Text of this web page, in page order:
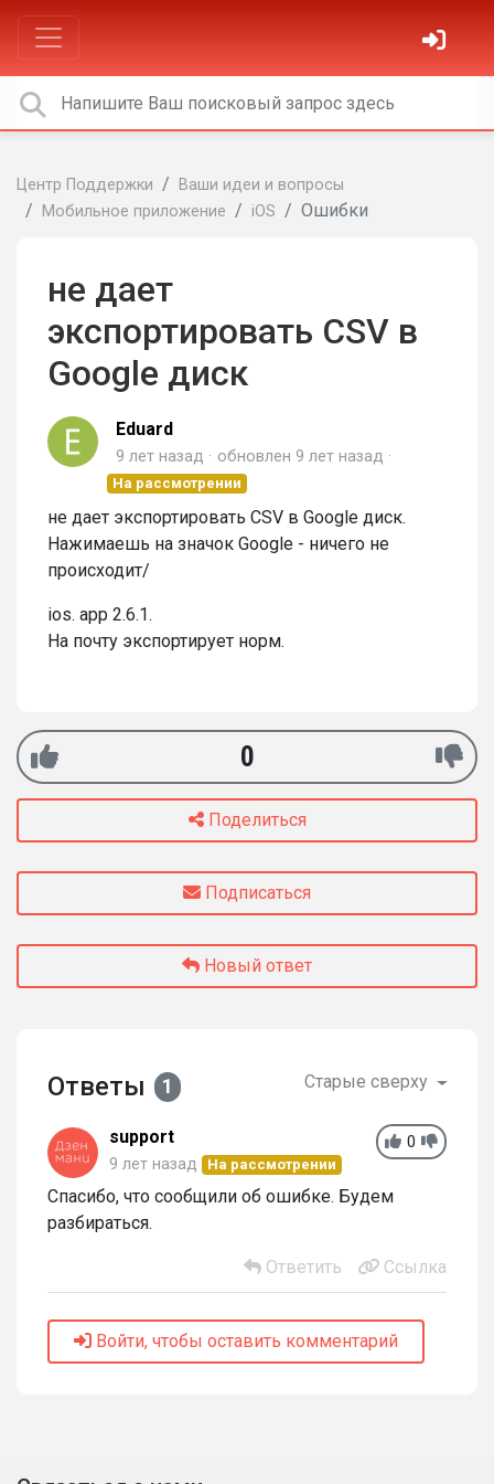
Центр Поддержки
Ваши идеи и вопросы
Мобильное приложение
iOS Ошибки
не дает
экспортировать CSV в
Google диск
Eduard
9 лет назад обновлен 9 лет назад
На рассмотрении
не дает экспортировать CSV в Google диск.
Нажимаешь на значок Google - ничего не
происходит/
ios. app 2.6.1.
На почту экспортирует норм.
0
Поделиться
Подписаться
Новый ответ
Ответы 1 Старые сверху
0
support
9 лет назад На рассмотрении
Спасибо, что сообщили об ошибке. Будем
разбираться.
Ответить Ссылка
Войти, чтобы оставить комментарий